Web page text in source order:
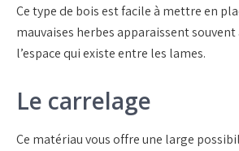
Ce type de bois est facile à mettre en
mauvaises herbes apparaissent souvent
l’espace qui existe entre les lames.
Le carrelage
Ce matériau vous offre une large